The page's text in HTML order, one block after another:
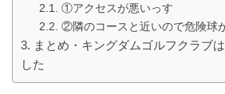
①アクセスが悪いっす
②隣のコースと近いので危険球
まとめ・キングダムゴルフクラブ
した